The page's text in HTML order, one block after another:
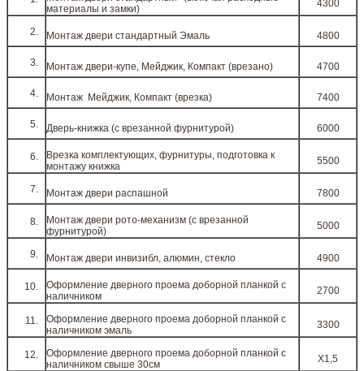
материалы и замки)
4300
Монтаж двери стандартный Эмаль 4800
Монтаж двери-купе, Мейджик, Компакт (врезано) 4700
Монтаж Мейджик, Компакт (врезка) 7400
Дверь-книжка (с врезанной фурнитурой) 6000
Врезка комплектующих, фурнитуры, подготовка к
монтажу книжка
5500
Монтаж двери распашной 7800
Монтаж двери рото-механизм (с врезанной
фурнитурой)
5000
Монтаж двери инвизибл, алюмин, стекло 4900
Оформление дверного проема доборной планкой с
наличником
2700
Оформление дверного проема доборной планкой с
наличником эмаль
3300
Оформление дверного проема доборной планкой с
наличником свыше 30см
Х1,5